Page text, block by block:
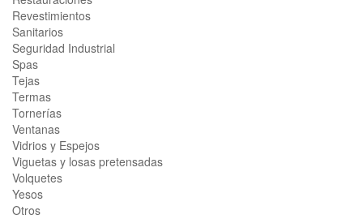
Revestimientos
Sanitarios
Seguridad Industrial
Spas
Tejas
Termas
Tornerías
Ventanas
Vidrios y Espejos
Viguetas y losas pretensadas
Volquetes
Yesos
Otros